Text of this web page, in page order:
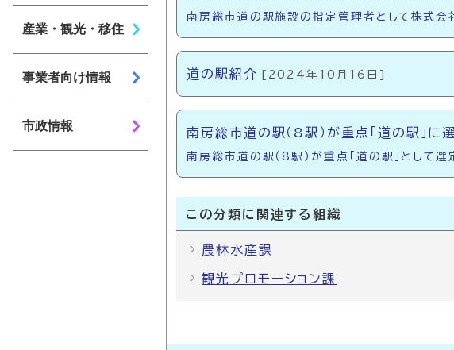
産業・観光・移住
事業者向け情報
市政情報
南房総市道の駅施設の指定管理者として株式会
道の駅紹介 [2024年10月16日]
南房総市道の駅（8駅）が重点「道の駅」に
南房総市道の駅（8駅）が重点「道の駅」として選
この分類に関連する組織
農林水産課
観光プロモーション課